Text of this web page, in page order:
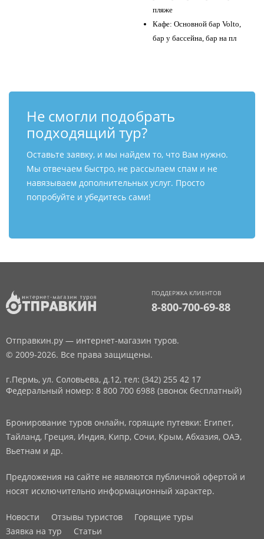
пляже
Кафе: Основной бар Volto,
бар у бассейна, бар на пл
Не смогли подобрать
подходящий тур?
Оставьте заявку, и мы найдем то, что Вам нужно.
Мы отвечаем быстро, не рассылаем спам и не
навязываем дополнительных услуг. Просто
попробуйте и убедитесь сами!
ПОДДЕРЖКА КЛИЕНТОВ
8-800-700-69-88
Отправкин.ру — интернет-магазин туров.
© 2009-2026. Все права защищены.
г.Пермь, ул. Соловьева, д.12, тел: (342) 255 42 17
Федеральный номер: 8 800 700 6988 (звонок бесплатный)
Бронирование туров онлайн, горящие путевки: Египет,
Тайланд, Греция, Индия, Кипр, Сочи, Крым, Абхазия, ОАЭ,
Вьетнам и др.
Предложения на сайте не являются публичной офертой и
носят исключительно информационный характер.
Новости Отзывы туристов
Горящие туры
Заявка на тур
Статьи